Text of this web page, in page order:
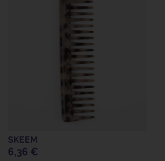
SKEEM
6,36 €